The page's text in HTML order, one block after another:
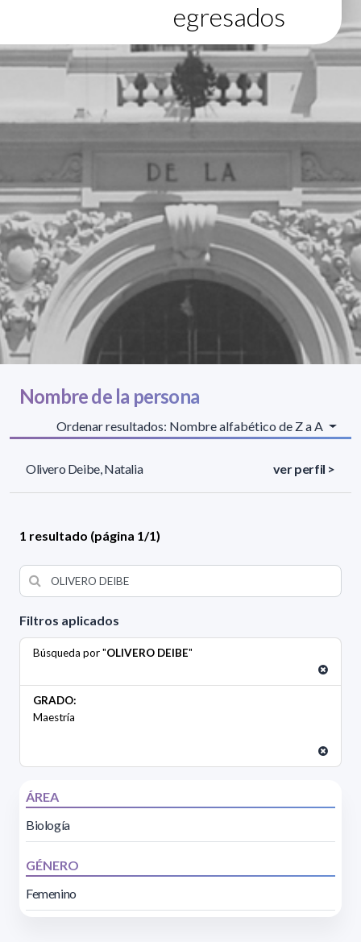
egresados
Filtros aplicados
Búsqueda por "OLIVERO DEIBE"
GRADO:
Maestría
ÁREA
Biología
GÉNERO
Femenino
Nombre de la persona
Ordenar resultados: Nombre alfabético de Z a A
Olivero Deibe, Natalia ver perfil >
1 resultado (página 1/1)